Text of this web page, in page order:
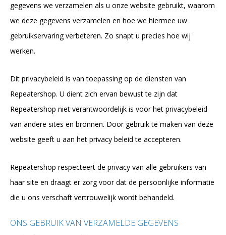
gegevens we verzamelen als u onze website gebruikt, waarom
we deze gegevens verzamelen en hoe we hiermee uw
gebruikservaring verbeteren. Zo snapt u precies hoe wij
werken.
Dit privacybeleid is van toepassing op de diensten van
Repeatershop. U dient zich ervan bewust te zijn dat
Repeatershop niet verantwoordelijk is voor het privacybeleid
van andere sites en bronnen. Door gebruik te maken van deze
website geeft u aan het privacy beleid te accepteren.
Repeatershop respecteert de privacy van alle gebruikers van
haar site en draagt er zorg voor dat de persoonlijke informatie
die u ons verschaft vertrouwelijk wordt behandeld.
ONS GEBRUIK VAN VERZAMELDE GEGEVENS